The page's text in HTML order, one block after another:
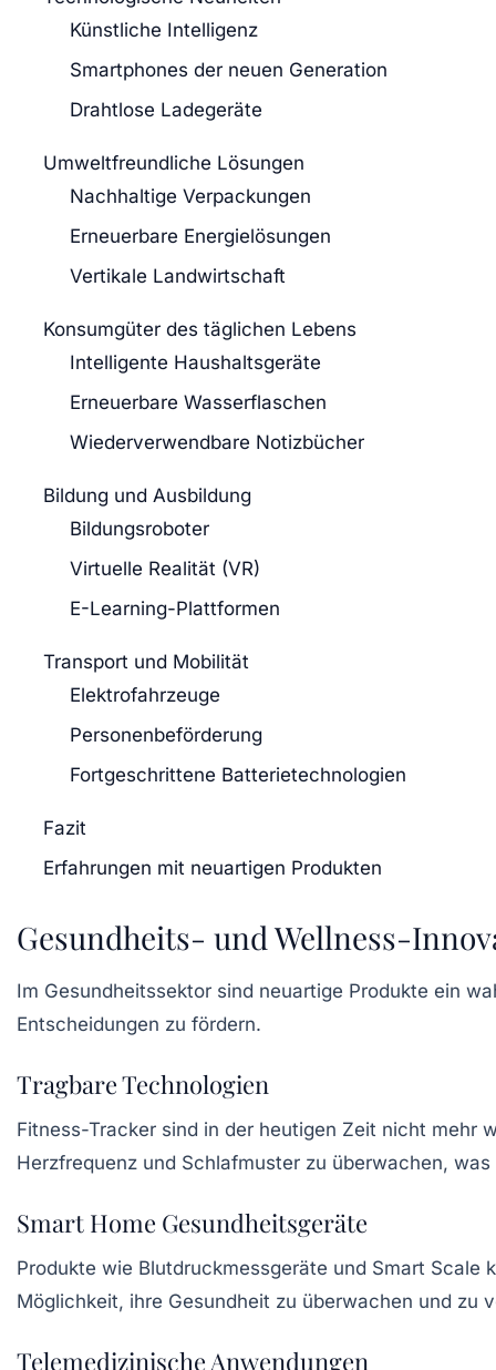
Künstliche Intelligenz
Smartphones der neuen Generation
Drahtlose Ladegeräte
Umweltfreundliche Lösungen
Nachhaltige Verpackungen
Erneuerbare Energielösungen
Vertikale Landwirtschaft
Konsumgüter des täglichen Lebens
Intelligente Haushaltsgeräte
Erneuerbare Wasserflaschen
Wiederverwendbare Notizbücher
Bildung und Ausbildung
Bildungsroboter
Virtuelle Realität (VR)
E-Learning-Plattformen
Transport und Mobilität
Elektrofahrzeuge
Personenbeförderung
Fortgeschrittene Batterietechnologien
Fazit
Erfahrungen mit neuartigen Produkten
Gesundheits- und Wellness-
Im Gesundheitssektor sind neuartige Produkte ein
Entscheidungen zu fördern.
Tragbare Technologien
Fitness-Tracker sind in der heutigen Zeit nicht mehr
Herzfrequenz und Schlafmuster zu überwachen,
Smart Home Gesundheitsgeräte
Produkte wie Blutdruckmessgeräte und Smart Scale
Möglichkeit, ihre Gesundheit zu überwachen und zu
Telemedizinische Anwendungen